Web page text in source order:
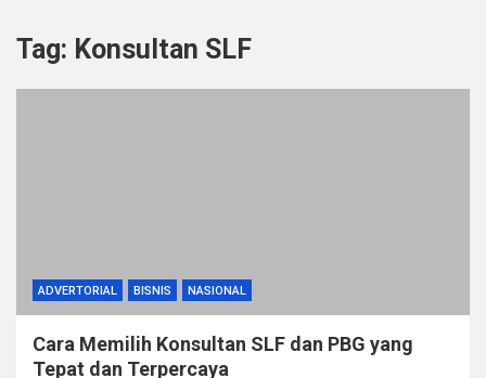
Tag: Konsultan SLF
ADVERTORIAL BISNIS NASIONAL
Cara Memilih Konsultan SLF dan PBG yang
Tepat dan Terpercaya